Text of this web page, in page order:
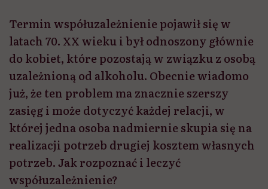
Termin współuzależnienie pojawił się w
latach 70. XX wieku i był odnoszony głównie
do kobiet, które pozostają w związku z osobą
uzależnioną od alkoholu. Obecnie wiadomo
już, że ten problem ma znacznie szerszy
zasięg i może dotyczyć każdej relacji, w
której jedna osoba nadmiernie skupia się na
realizacji potrzeb drugiej kosztem własnych
potrzeb. Jak rozpoznać i leczyć
współuzależnienie?